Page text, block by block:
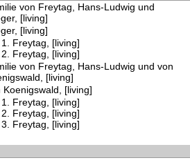
von Freytag, Hans-Ludwig und
[living]
[living]
Freytag, [living]
Freytag, [living]
von Freytag, Hans-Ludwig und von
[living]
Koenigswald, [living]
Freytag, [living]
Freytag, [living]
Freytag, [living]